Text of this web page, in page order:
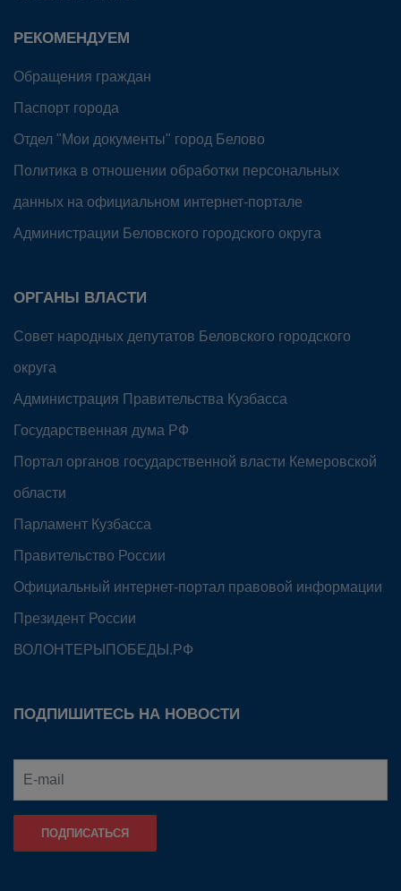
РЕКОМЕНДУЕМ
Обращения граждан
Паспорт города
Отдел "Мои документы" город Белово
Политика в отношении обработки персональных
данных на официальном интернет-портале
Администрации Беловского городского округа
ОРГАНЫ ВЛАСТИ
Совет народных депутатов Беловского городского
округа
Администрация Правительства Кузбасса
Государственная дума РФ
Портал органов государственной власти Кемеровской
области
Парламент Кузбасса
Правительство России
Официальный интернет-портал правовой информации
Президент России
ВОЛОНТЕРЫПОБЕДЫ.РФ
ПОДПИШИТЕСЬ НА НОВОСТИ
ПОДПИСАТЬСЯ